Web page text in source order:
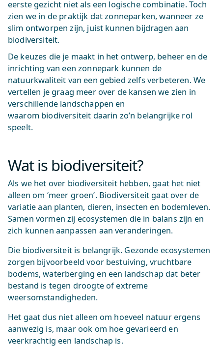
eerste gezicht niet als een logische combinatie. Toch
zien we in de praktijk dat zonneparken, wanneer ze
slim ontworpen zijn, juist kunnen bijdragen aan
biodiversiteit.
De keuzes die je maakt in het ontwerp, beheer en de
inrichting van een zonnepark kunnen de
natuurkwaliteit van een gebied zelfs verbeteren. We
vertellen je graag meer over de kansen we zien in
verschillende landschappen en
waarom biodiversiteit daarin zo’n belangrijke rol
speelt.
Wat is biodiversiteit?
Als we het over biodiversiteit hebben, gaat het niet
alleen om ‘meer groen’. Biodiversiteit gaat over de
variatie aan planten, dieren, insecten en bodemleven.
Samen vormen zij ecosystemen die in balans zijn en
zich kunnen aanpassen aan veranderingen.
Die biodiversiteit is belangrijk. Gezonde ecosystemen
zorgen bijvoorbeeld voor bestuiving, vruchtbare
bodems, waterberging en een landschap dat beter
bestand is tegen droogte of extreme
weersomstandigheden.
Het gaat dus niet alleen om hoeveel natuur ergens
aanwezig is, maar ook om hoe gevarieerd en
veerkrachtig een landschap is.